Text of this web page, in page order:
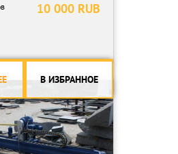
10 000 RUB
В ИЗБРАННОЕ